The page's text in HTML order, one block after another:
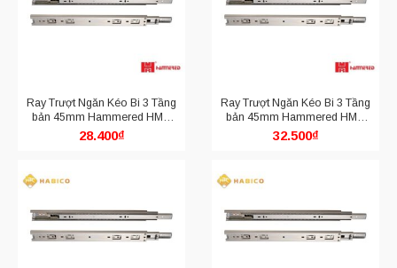
Ray Trượt Ngăn Kéo Bi 3 Tầng
bản 45mm Hammered HMR
4510.300
28.400₫
Ray Trượt Ngăn Kéo Bi 3 Tầng
bản 45mm Hammered HMR
4510.350
32.500₫